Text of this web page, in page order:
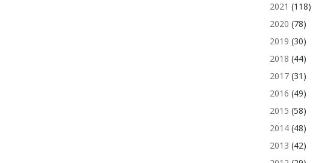
2021 (118)
2020 (78)
2019 (30)
2018 (44)
2017 (31)
2016 (49)
2015 (58)
2014 (48)
2013 (42)